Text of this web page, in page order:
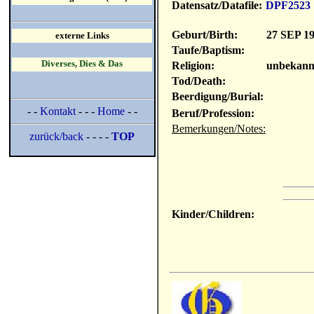
Datensatz/Datafile: DPF2523
Geburt/Birth: 27 SEP
Taufe/Baptism:
Religion:
Tod/Death:
Beerdigung/Burial:
Beruf/Profession:
Bemerkungen/Notes:
Kinder/Children:
externe Links
Diverses, Dies & Das
- - Kontakt- - - Home- -
zurück/back - - - -TOP